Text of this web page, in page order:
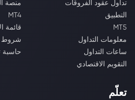
تداول عقود الفروقات
منصة
التطبيق
MT4
MT5
قائمة
معلومات التداول
شروط
ساعات التداول
حاسبة
التقويم الاقتصادي
تعلّم